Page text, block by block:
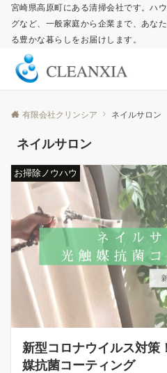
宮崎県高原町にある清掃会社です。ハ
グなど、一般家庭から企業まで、あな
る豊かな暮らしをお届けします。
有限会社クリンシア ネイルサロン
ネイルサロン
お掃除ノウハウ
新型コロナウイルス対策
媒抗菌コーティング